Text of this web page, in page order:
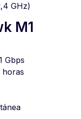
GHz)
M1
Gbps
horas